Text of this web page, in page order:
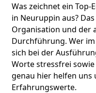
Was zeichnet ein Top-
in Neuruppin aus?
Organisation und der
Durchführung. Wer
sich bei der
Worte stressfrei
genau hier helfen uns
Erfahrungswerte.